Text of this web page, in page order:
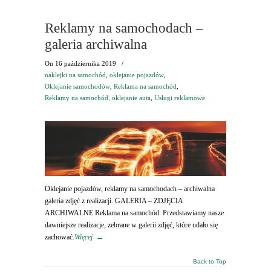
Reklamy na samochodach –
galeria archiwalna
On 16 października 2019
/
naklejki na samochód oklejanie pojazdów
Oklejanie samochodów Reklama na samochód
Reklamy na samochód, oklejanie auta Usługi reklamowe
Oklejanie pojazdów, reklamy na samochodach – archiwalna
galeria zdjęć z realizacji. GALERIA – ZDJĘCIA
ARCHIWALNE Reklama na samochód. Przedstawiamy nasze
dawniejsze realizacje, zebrane w galerii zdjęć, które udało się
zachować.Więcej →
Back to Top